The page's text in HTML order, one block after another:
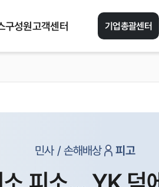
구성원고객센터 기업총괄센터
민사 / 손해배상 피고